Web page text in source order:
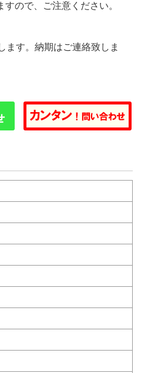
ので、ご注意ください。
ます。納期はご連絡致しま